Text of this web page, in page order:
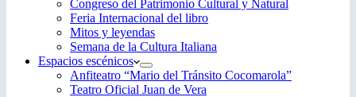
Congreso del Patrimonio Cultural y Natural
Feria Internacional del libro
Mitos y leyendas
Semana de la Cultura Italiana
Espacios escénicos
Anfiteatro “Mario del Tránsito Cocomarola”
Teatro Oficial Juan de Vera